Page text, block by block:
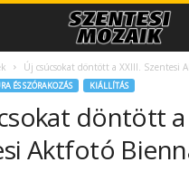
Új csúcsokat döntött a XXIII. Szentesi
ÉS SZÓRAKOZÁS KIÁLLÍTÁS
döntött a
Aktfotó